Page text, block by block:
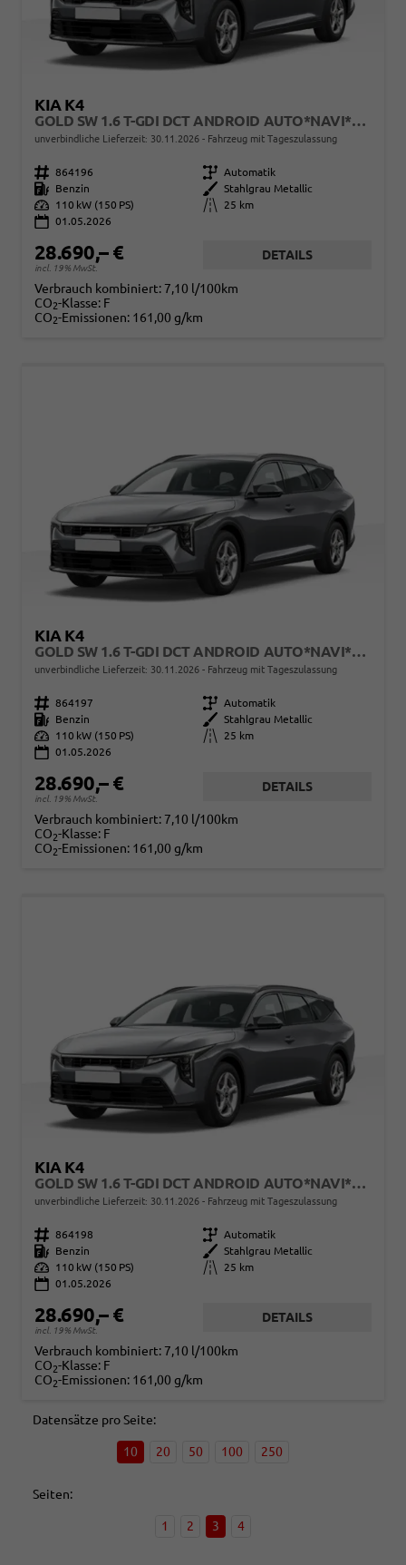
KIA K4
GOLD SW 1.6 T-GDI DCT ANDROID AUTO*NAVI*TOTWINKEL*SHZ*KAMERA*PRIVACYGLAS*ACC*KEYLESS*2Z KLIMAAUTO*
unverbindliche Lieferzeit: 30.11.2026 Fahrzeug mit Tageszulassung
Fahrzeugnr. 864196 Getriebe
Automatik
Kraftstoff
Benzin Außenfarbe
Stahlgrau Metallic
Leistung
110 kW (150 PS) Kilometerstand
25 km
01.05.2026
28.690,– €
incl. 19% MwSt.
DETAILS
Verbrauch kombiniert: 7,10 l/100km
CO2-Klasse: F
CO2-Emissionen: 161,00 g/km
KIA K4
GOLD SW 1.6 T-GDI DCT ANDROID AUTO*NAVI*TOTWINKEL*SHZ*KAMERA*PRIVACYGLAS*ACC*KEYLESS*2Z KLIMAAUTO*
unverbindliche Lieferzeit: 30.11.2026 Fahrzeug mit Tageszulassung
Fahrzeugnr. 864197 Getriebe Automatik
Kraftstoff
Benzin Außenfarbe
Stahlgrau Metallic
Leistung
110 kW (150 PS) Kilometerstand
25 km
01.05.2026
28.690,– €
incl. 19% MwSt.
DETAILS
Verbrauch kombiniert: 7,10 l/100km
CO2-Klasse: F
CO2-Emissionen: 161,00 g/km
KIA K4
GOLD SW 1.6 T-GDI DCT ANDROID AUTO*NAVI*TOTWINKEL*SHZ*KAMERA*PRIVACYGLAS*ACC*KEYLESS*2Z KLIMAAUTO*
unverbindliche Lieferzeit: 30.11.2026 Fahrzeug mit Tageszulassung
Fahrzeugnr. 864198 Getriebe Automatik
Kraftstoff
Benzin Außenfarbe
Stahlgrau Metallic
Leistung
110 kW (150 PS) Kilometerstand
25 km
01.05.2026
28.690,– €
incl. 19% MwSt.
DETAILS
Verbrauch kombiniert: 7,10 l/100km
CO2-Klasse: F
CO2-Emissionen: 161,00 g/km
Datensätze pro Seite:
10 20 50 100 250
Seiten:
1 2 3 4